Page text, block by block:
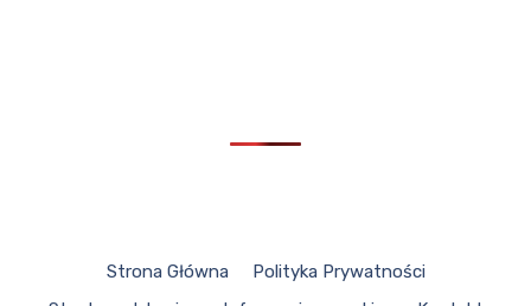
Strona Główna
Polityka Prywatności